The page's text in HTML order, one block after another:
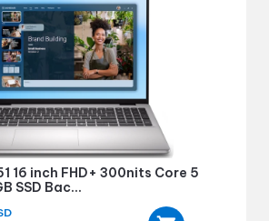
16 inch FHD+ 300nits Core 5
SSD Bac...